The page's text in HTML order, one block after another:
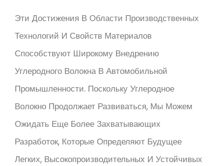
Эти Достижения В Области Производственных
Технологий И Свойств Материалов
Способствуют Широкому Внедрению
Углеродного Волокна В Автомобильной
Промышленности. Поскольку Углеродное
Волокно Продолжает Развиваться, Мы Можем
Ожидать Еще Более Захватывающих
Разработок, Которые Определяют Будущее
Легких, Высокопроизводительных И Устойчивых